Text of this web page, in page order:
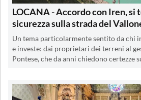
LOCANA - Accordo con Iren, si
sicurezza sulla strada del
Un tema particolarmente sentito da chi
e investe: dai proprietari dei terreni al
Pontese, che da anni chiedono certezze